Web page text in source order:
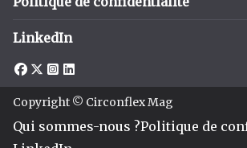
LinkedIn
Copyright © Circonflex Mag
Qui sommes-nous ?Politique de